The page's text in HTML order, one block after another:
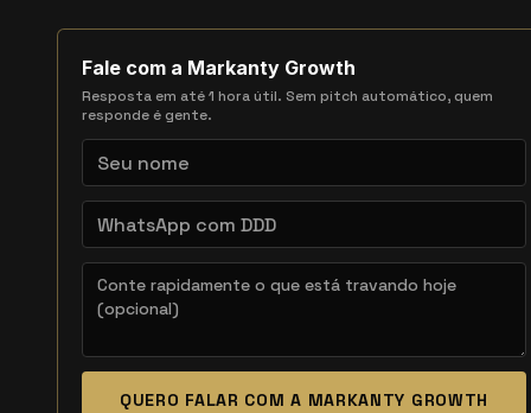
Fale com a Markanty Growth
Resposta em até 1 hora útil. Sem pitch automático, quem
responde é gente.
QUERO FALAR COM A MARKANTY GROWTH